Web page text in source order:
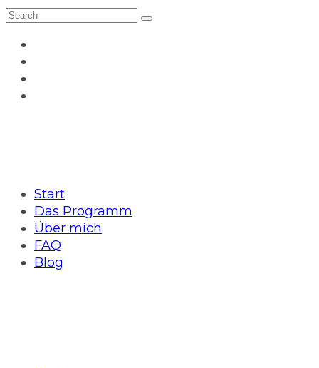
Start
Das Programm
Über mich
FAQ
Blog